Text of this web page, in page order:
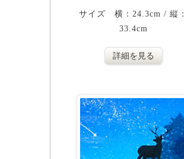
サイズ 横：24.3cm / 縦：
33.4cm
詳細を見る